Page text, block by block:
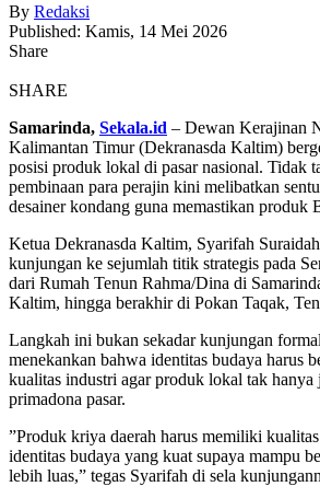
By Redaksi
Published: Kamis, 14 Mei 2026
Share
SHARE
​Samarinda, Sekala.id – Dewan Kerajinan
Kalimantan Timur (Dekranasda Kaltim)
posisi produk lokal di pasar nasional. Tidak
pembinaan para perajin kini melibatkan
desainer kondang guna memastikan produk
​Ketua Dekranasda Kaltim, Syarifah
kunjungan ke sejumlah titik strategis pada
dari Rumah Tenun Rahma/Dina di
Kaltim, hingga berakhir di Pokan Taqak,
​Langkah ini bukan sekadar kunjungan
menekankan bahwa identitas budaya harus
kualitas industri agar produk lokal tak hanya
primadona pasar.
​”Produk kriya daerah harus memiliki
identitas budaya yang kuat supaya mampu
lebih luas,” tegas Syarifah di sela